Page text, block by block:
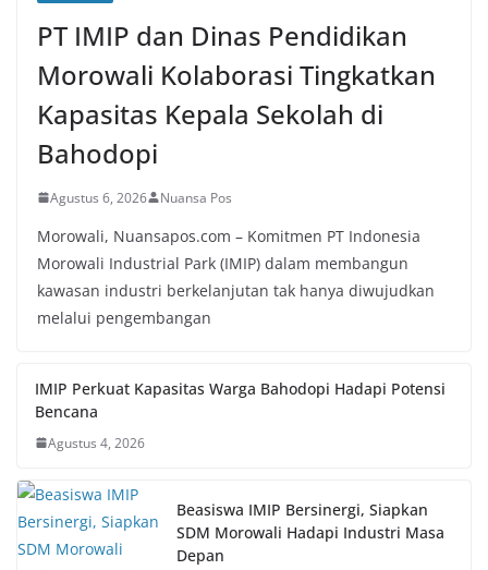
PT IMIP dan Dinas Pendidikan
Morowali Kolaborasi Tingkatkan
Kapasitas Kepala Sekolah di
Bahodopi
Agustus 6, 2026 Nuansa Pos
Morowali, Nuansapos.com – Komitmen PT Indonesia
Morowali Industrial Park (IMIP) dalam membangun
kawasan industri berkelanjutan tak hanya diwujudkan
melalui pengembangan
IMIP Perkuat Kapasitas Warga Bahodopi Hadapi Potensi
Bencana
Agustus 4, 2026
Beasiswa IMIP Bersinergi, Siapkan
SDM Morowali Hadapi Industri Masa
Depan